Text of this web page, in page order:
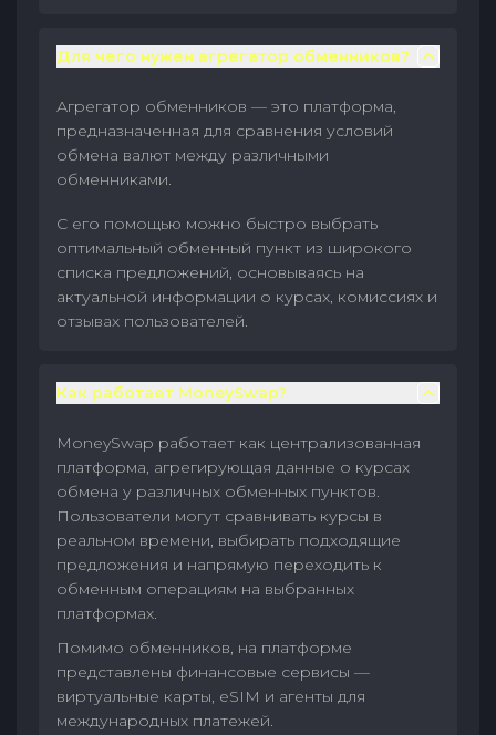
Для чего нужен агрегатор обменников?
Агрегатор обменников — это платформа,
предназначенная для сравнения условий
обмена валют между различными
обменниками.
С его помощью можно быстро выбрать
оптимальный обменный пункт из широкого
списка предложений, основываясь на
актуальной информации о курсах, комиссиях и
отзывах пользователей.
Как работает MoneySwap?
MoneySwap работает как централизованная
платформа, агрегирующая данные о курсах
обмена у различных обменных пунктов.
Пользователи могут сравнивать курсы в
реальном времени, выбирать подходящие
предложения и напрямую переходить к
обменным операциям на выбранных
платформах.
Помимо обменников, на платформе
представлены финансовые сервисы —
виртуальные карты, eSIM и агенты для
международных платежей.